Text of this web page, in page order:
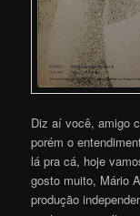
Diz aí você, amigo
porém o
lá pra cá, hoje
gosto muito, Mário
produção